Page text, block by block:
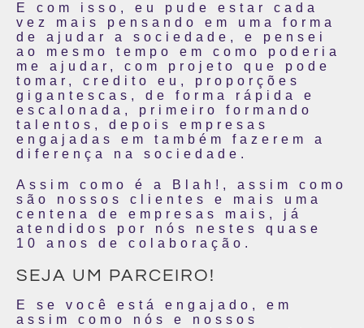
E com isso, eu pude estar cada
vez mais pensando em uma forma
de ajudar a sociedade, e pensei
ao mesmo tempo em como poderia
me ajudar, com projeto que pode
tomar, credito eu, proporções
gigantescas, de forma rápida e
escalonada, primeiro formando
talentos, depois empresas
engajadas em também fazerem a
diferença na sociedade.
Assim como é a Blah!, assim como
são nossos clientes e mais uma
centena de empresas mais, já
atendidos por nós nestes quase
10 anos de colaboração.
SEJA UM PARCEIRO!
E se você está engajado, em
assim como nós e nossos